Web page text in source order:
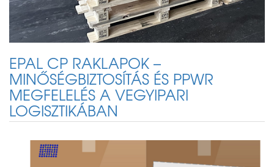
EPAL CP RAKLAPOK –
MINŐSÉGBIZTOSÍTÁS ÉS PPWR
MEGFELELÉS A VEGYIPARI
LOGISZTIKÁBAN